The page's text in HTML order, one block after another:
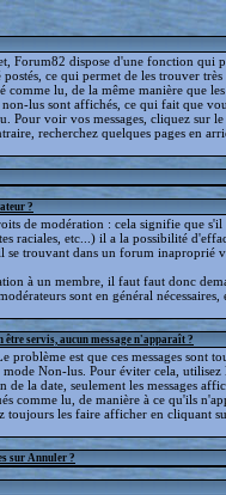
Forum82 dispose d'une fonction qui
ce qui permet de les trouver
lu, de la même manière que les
non-lus sont affichés, ce qui fait que
Pour voir vos messages, cliquez sur
recherchez quelques pages en
?
de modération : cela signifie que
raciales, etc...) il a la possibilité
se trouvant dans un forum inaproprié
à un membre, il faut faut donc
sont en général nécessaires,
servis, aucun message n'apparaît ?
problème est que ces messages sont
Non-lus. Pour éviter cela,
la date, seulement les messages
comme lu, de manière à ce qu'ils
les faire afficher en cliquant
sur Annuler ?